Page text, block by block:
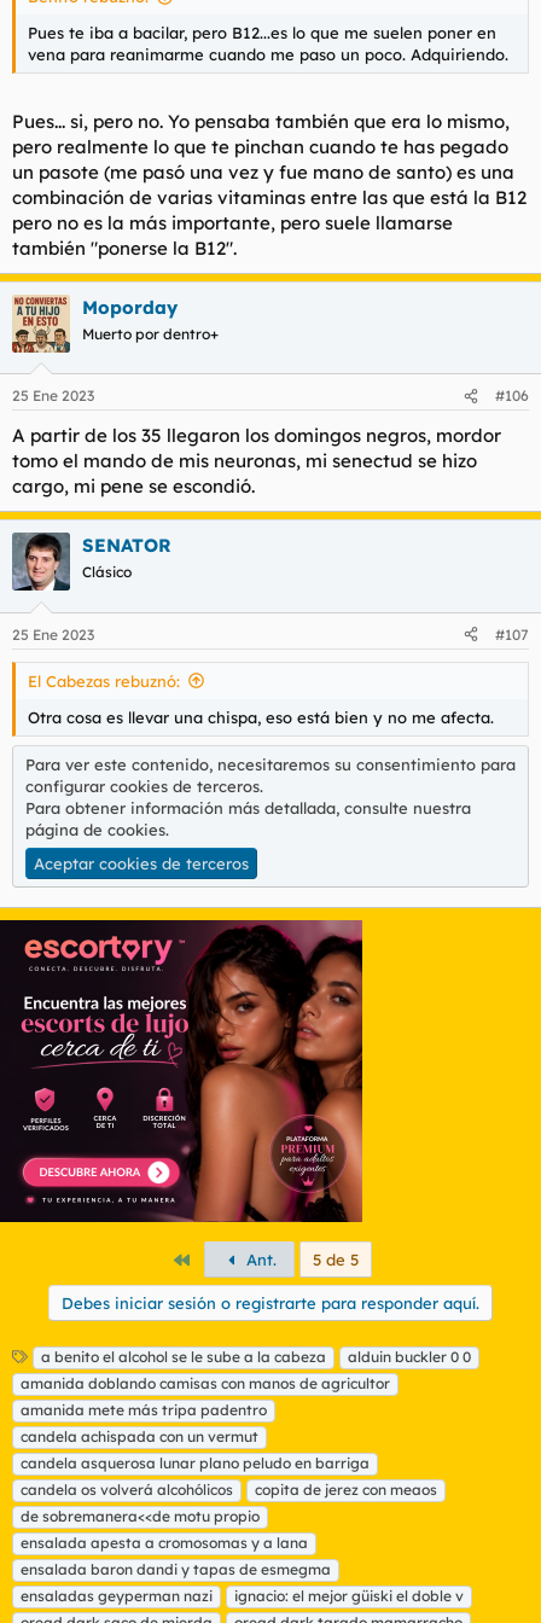
Pues te iba a bacilar, pero B12...es lo que me suelen poner en
vena para reanimarme cuando me paso un poco. Adquiriendo.
Pues... si, pero no. Yo pensaba también que era lo mismo,
pero realmente lo que te pinchan cuando te has pegado
un pasote (me pasó una vez y fue mano de santo) es una
combinación de varias vitaminas entre las que está la B12
pero no es la más importante, pero suele llamarse
también "ponerse la B12".
Moporday
Muerto por dentro+
25 Ene 2023 #106
A partir de los 35 llegaron los domingos negros, mordor
tomo el mando de mis neuronas, mi senectud se hizo
cargo, mi pene se escondió.
SENATOR
Clásico
25 Ene 2023 #107
El Cabezas rebuznó:
Otra cosa es llevar una chispa, eso está bien y no me afecta.
Para ver este contenido, necesitaremos su consentimiento para
configurar cookies de terceros.
Para obtener información más detallada, consulte nuestra
página de cookies.
Aceptar cookies de terceros
PrimeroAnt. 5 de 5
Debes iniciar sesión o registrarte para responder aquí.
E
t
i
q
u
e
t
a
s
a benito el alcohol se le sube a la cabeza
alduin buckler 0 0
amanida doblando camisas con manos de agricultor
amanida mete más tripa padentro
candela achispada con un vermut
candela asquerosa lunar plano peludo en barriga
candela os volverá alcohólicos
copita de jerez con meaos
de sobremanera<<de motu propio
ensalada apesta a cromosomas y a lana
ensalada baron dandi y tapas de esmegma
ensaladas geyperman nazi
ignacio: el mejor güiski el doble v